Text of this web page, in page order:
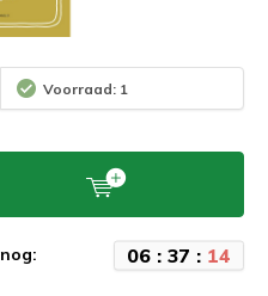
Voorraad: 1
06 :37 : 13